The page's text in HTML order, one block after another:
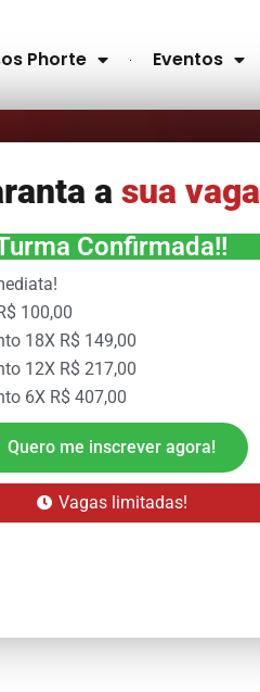
Phorte Eventos
a sua vaga
Confirmada!!
100,00
18X R$ 149,00
12X R$ 217,00
6X R$ 407,00
Quero me inscrever agora!
Vagas limitadas!